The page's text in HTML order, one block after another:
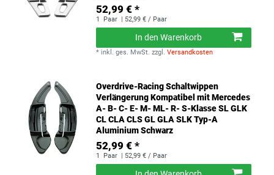
52,99 € *
1 Paar | 52,99 € / Paar
In den Warenkorb
* inkl. ges. MwSt. zzgl.Versandkosten
Overdrive-Racing Schaltwippen
Verlängerung Kompatibel mit Mercedes
A- B- C- E- M- ML- R- S-Klasse SL GLK
CL CLA CLS GL GLA SLK Typ-A
Aluminium Schwarz
52,99 € *
1 Paar | 52,99 € / Paar